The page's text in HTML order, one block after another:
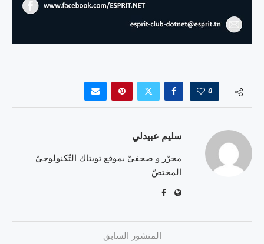
0
سليم عبيدلي
محرّر و صحفيّ بموقع تويتاك التّكنولوجيّ
المختصّ
المنشور السابق